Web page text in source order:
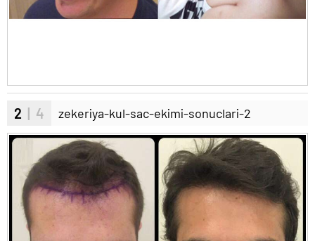
2 | 4 zekeriya-kul-sac-ekimi-sonuclari-2